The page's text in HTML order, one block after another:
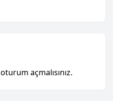
oturum açmalısınız.